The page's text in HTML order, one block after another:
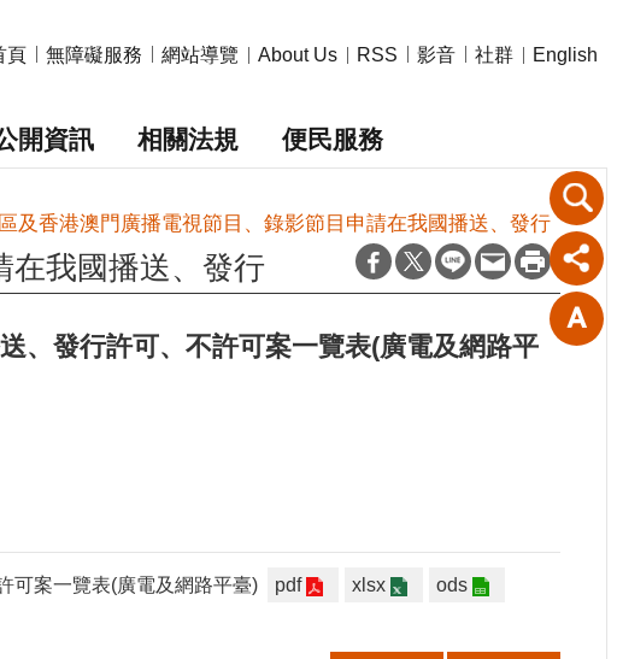
頁 無障礙服務 網站導覽 About Us RSS 影音 社群 English
開資訊 相關法規 便民服務
及香港澳門廣播電視節目、錄影節目申請在我國播送、發行
在我國播送、發行
、發行許可、不許可案一覽表(廣電及網路平
可案一覽表(廣電及網路平臺) pdf xlsx ods